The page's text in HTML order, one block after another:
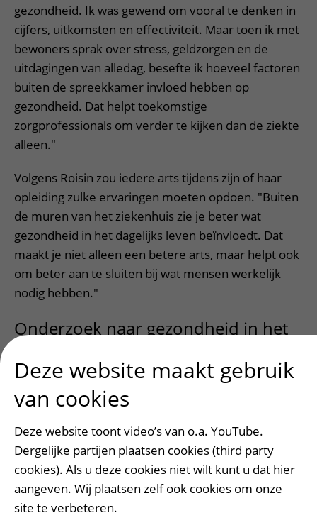
gezondheid. Ik was gewend om vooral te denken in
cijfers, uitkomsten en effectiviteit. Maar toen ik met
bewoners sprak over stress, geldzorgen en de
uitdagingen van alledag, besefte ik hoeveel factoren
buiten de spreekkamer invloed hebben op
gezondheid. Dat helpt toekomstige
zorgprofessionals om verder te kijken dan de ziekte
alleen."
Volgens Roisin zou iedere arts tijdens zijn of haar
opleiding zulke ervaringen moeten opdoen. "Buiten
de muren van het ziekenhuis zie je beter wat
gezondheid in het dagelijks leven beïnvloedt. Dat
maakt je niet alleen een betere arts, maar helpt ook
om beter aan te sluiten bij wat mensen werkelijk
nodig hebben."
Onderzoek naar gezondheid in het
Ook in onderzoek kijkt het UMC Utrecht steeds
vaker naar de invloed van leefomstandigheden op
Een voorbeeld is onderzoek naar de renovatie van
sociale huurwoningen. Onderzoekers onderzochten
wat zo'n ingrijpende verandering betekent voor
bewoners.
Deze website maakt gebruik
van cookies
Deze website toont video’s van o.a. YouTube.
Dergelijke partijen plaatsen cookies (third party
cookies). Als u deze cookies niet wilt kunt u dat hier
aangeven. Wij plaatsen zelf ook cookies om onze
site te verbeteren.